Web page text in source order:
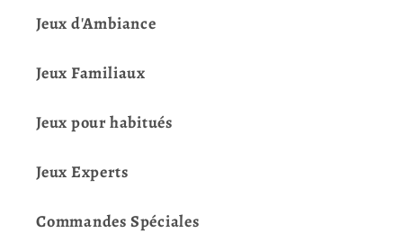
Jeux d'Ambiance
Jeux Familiaux
Jeux pour habitués
Jeux Experts
Commandes Spéciales